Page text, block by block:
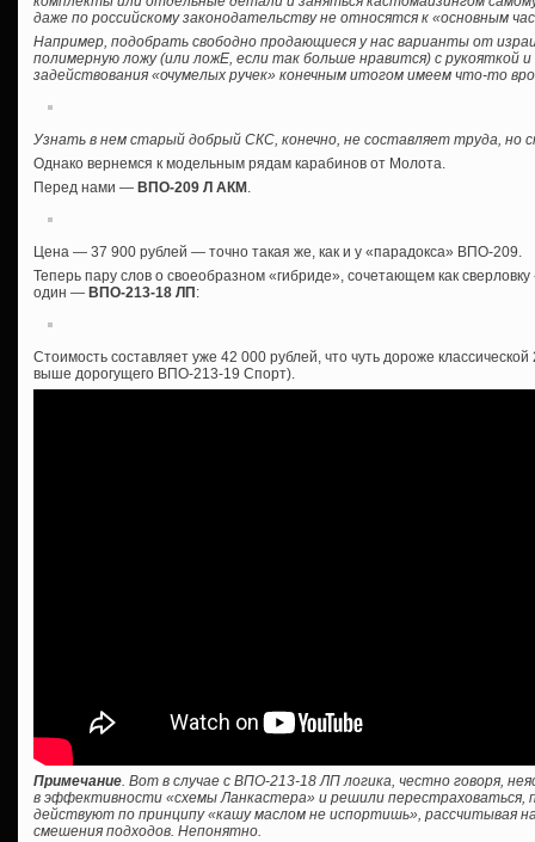
даже по российскому законодательству не относятся к «основным
Например, подобрать свободно продающиеся у нас варианты от
полимерную ложу (или ложЕ, если так больше нравится) с рукояткой
задействования «очумелых ручек» конечным итогом имеем что-то
Узнать в нем старый добрый СКС, конечно, не составляет труда, но
Однако вернемся к модельным рядам карабинов от Молота.
Перед нами — ВПО-209 Л АКМ .
Цена — 37 900 рублей — точно такая же, как и у «парадокса» ВПО-209.
Теперь пару слов о своеобразном «гибриде», сочетающем как
один — ВПО-213-18 ЛП :
Стоимость составляет уже 42 000 рублей, что чуть дороже
выше дорогущего ВПО-213-19 Спорт).
Примечание. Вот в случае с ВПО-213-18 ЛП логика, честно говоря,
в эффективности «схемы Ланкастера» и решили перестраховаться,
действуют по принципу «кашу маслом не испортишь», рассчитывая
смешения подходов. Непонятно.